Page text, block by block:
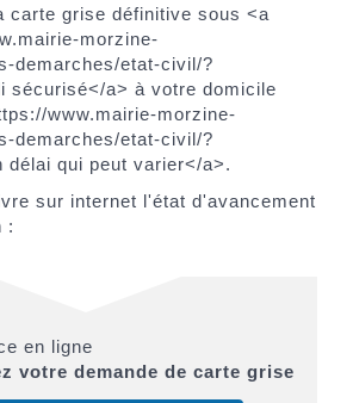
carte grise définitive sous <a
morzine-
demarches/etat-civil/?
sécurisé</a> à votre domicile
www.mairie-morzine-
demarches/etat-civil/?
délai qui peut varier</a>.
sur internet l'état d'avancement
:
en ligne
votre demande de carte grise